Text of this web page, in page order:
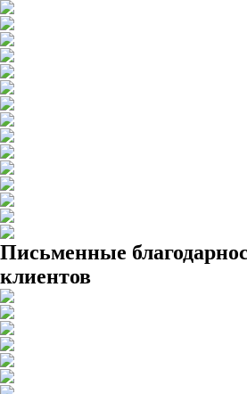
Письменные
клиентов